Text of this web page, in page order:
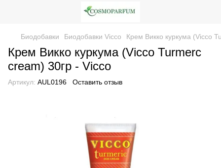
Биодобавки Биодобавки Vicco Крем Викко куркума (Vicco
Крем Викко куркума (Vicco Turmerc
cream) 30гр - Vicco
Артикул: AUL0196 Оставить отзыв